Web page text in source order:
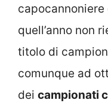
capocannoniere
quell’anno non
titolo di
comunque ad
dei campionati